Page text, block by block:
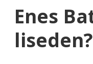
Enes
liseden?